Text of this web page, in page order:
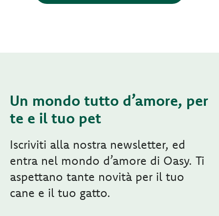
Un mondo tutto d’amore, per
te e il tuo pet
Iscriviti alla nostra newsletter, ed
entra nel mondo d’amore di Oasy. Ti
aspettano tante novità per il tuo
cane e il tuo gatto.